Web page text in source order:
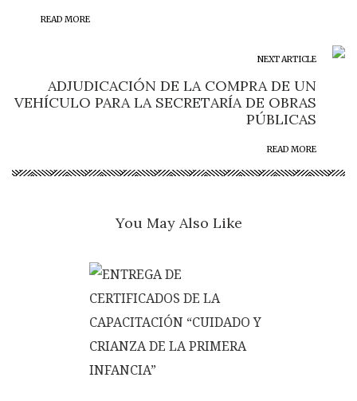
READ MORE
NEXT ARTICLE
ADJUDICACIÓN DE LA COMPRA DE UN
VEHÍCULO PARA LA SECRETARÍA DE OBRAS
PÚBLICAS
READ MORE
You May Also Like